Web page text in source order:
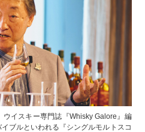
ウイスキー専門誌『Whisky Galore』編
ブルといわれる『シングルモルトスコ